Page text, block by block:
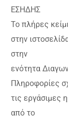
ΕΣΗΔΗΣ
Το πλήρες
στην
στην
ενότητα
Πληροφορίες
τις εργάσιμες
από το